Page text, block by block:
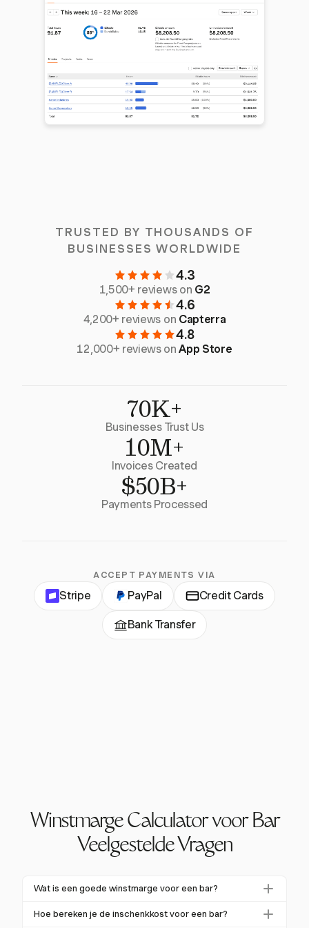
TRUSTED BY THOUSANDS OF
BUSINESSES WORLDWIDE
4.3
1,500+ reviews on G2
4.6
4,200+ reviews on Capterra
4.8
12,000+ reviews onApp Store
70K+
Businesses Trust Us
10M+
Invoices Created
$50B+
Payments Processed
ACCEPT PAYMENTS VIA
Stripe PayPal Credit Cards
Bank Transfer
Winstmarge Calculator voor Bar
Veelgestelde Vragen
Wat is een goede winstmarge voor een bar?
Een goede winstmarge voor een bar ligt doorgaans
Hoe bereken je de inschenkkost voor een bar?